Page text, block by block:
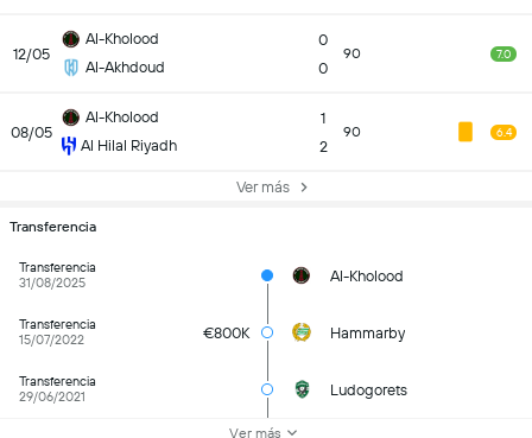
12/05
Al-Kholood
Al-Akhdoud
0
0
90 7.0
08/05
Al-Kholood
Al Hilal Riyadh
1
2
90 6.4
Ver más
Transferencia
Transferencia
31/08/2025
Al-Kholood
Transferencia
15/07/2022
€800K Hammarby
Transferencia
29/06/2021
Ludogorets
Ver más